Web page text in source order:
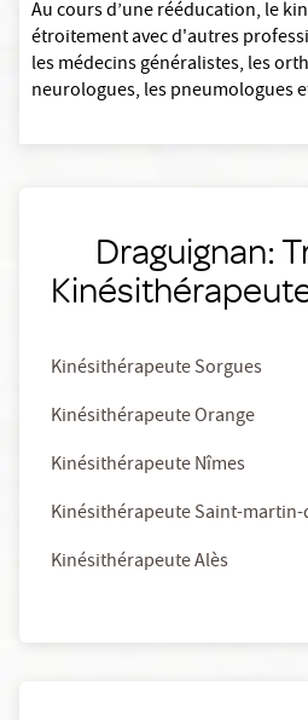
Au cours d’une rééducation, le
étroitement avec d'autres
les médecins généralistes, les
neurologues, les pneumologues
Draguignan:
Kinésithérapeute Sorgues
Kinésithérapeute Orange
Kinésithérapeute Nîmes
Kinésithérapeute Saint-
Kinésithérapeute Alès